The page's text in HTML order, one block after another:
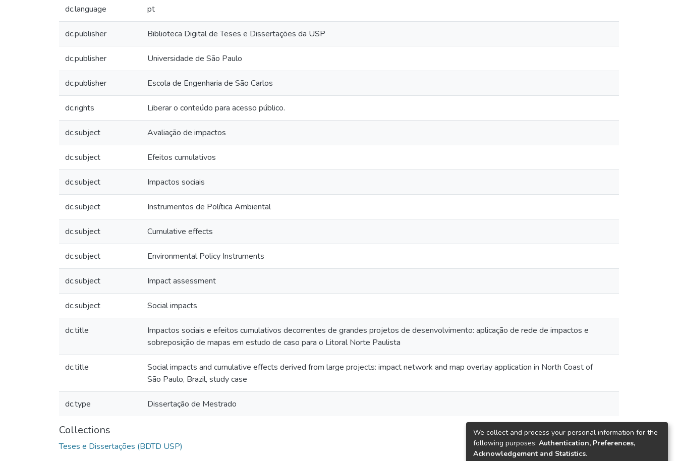
dc.language pt
dc.publisher Biblioteca Digital de Teses e Dissertações da USP
dc.publisher Universidade de São Paulo
dc.publisher Escola de Engenharia de São Carlos
dc.rights Liberar o conteúdo para acesso público.
dc.subject Avaliação de impactos
dc.subject Efeitos cumulativos
dc.subject Impactos sociais
dc.subject Instrumentos de Política Ambiental
dc.subject Cumulative effects
dc.subject Environmental Policy Instruments
dc.subject Impact assessment
dc.subject Social impacts
dc.title
Impactos sociais e efeitos cumulativos decorrentes de grandes projetos de desenvolvimento: aplicação de rede de impactos e
sobreposição de mapas em estudo de caso para o Litoral Norte Paulista
dc.title
Social impacts and cumulative effects derived from large projects: impact network and map overlay application in North Coast of
São Paulo, Brazil, study case
dc.type Dissertação de Mestrado
Collections
Teses e Dissertações (BDTD USP)
We collect and process your personal information for the
following purposes: Authentication, Preferences,
Acknowledgement and Statistics.